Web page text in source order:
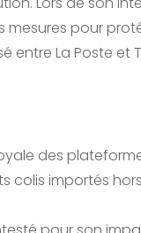
pour
La Poste et
des
colis importés